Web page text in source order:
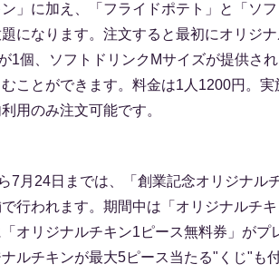
」に加え、「フライドポテト」と「ソ
になります。注文すると最初にオリジ
1個、ソフトドリンクMサイズが提供さ
ことができます。料金は1人1200円。
用のみ注文可能です。
7月24日までは、「創業記念オリジナル
行われます。期間中は「オリジナルチ
オリジナルチキン1ピース無料券」がプ
ルチキンが最大5ピース当たる"くじ"も